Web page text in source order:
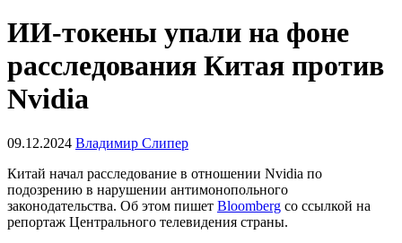
ИИ-токены упали на фоне
расследования Китая против
Nvidia
09.12.2024 Владимир Слипер
Китай начал расследование в отношении Nvidia по
подозрению в нарушении антимонопольного
законодательства. Об этом пишет Bloomberg со ссылкой на
репортаж Центрального телевидения страны.